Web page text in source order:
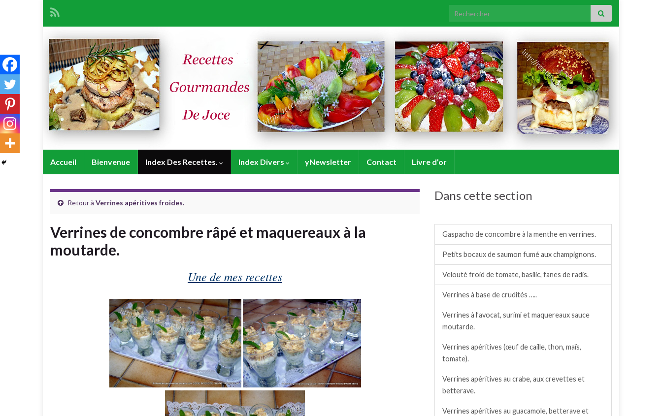
Search for:
Accueil Bienvenue Index Des Recettes. Index Divers yNewsletter Contact Livre d’or
Retour à Verrines apéritives froides.
Verrines de concombre râpé et maquereaux à la
moutarde.
Une de mes recettes
Dans cette section
Gaspacho de concombre à la menthe en verrines.
Petits bocaux de saumon fumé aux champignons.
Velouté froid de tomate, basilic, fanes de radis.
Verrines à base de crudités …..
Verrines à l’avocat, surimi et maquereaux sauce
moutarde.
Verrines apéritives (œuf de caille, thon, maïs,
tomate).
Verrines apéritives au crabe, aux crevettes et
betterave.
Verrines apéritives au guacamole, betterave et